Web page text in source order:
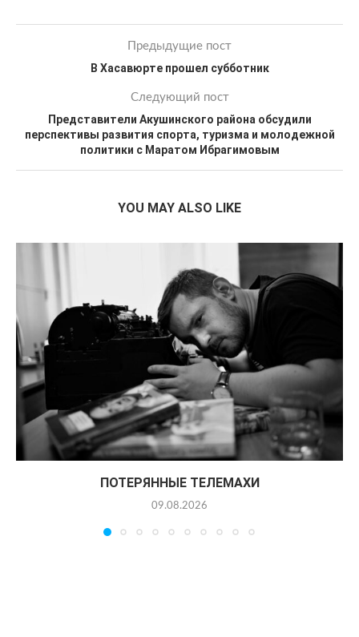
Предыдущие пост
В Хасавюрте прошел субботник
Следующий пост
Представители Акушинского района обсудили
перспективы развития спорта, туризма и молодежной
политики с Маратом Ибрагимовым
YOU MAY ALSO LIKE
ПОТЕРЯННЫЕ ТЕЛЕМАХИ
09.08.2026